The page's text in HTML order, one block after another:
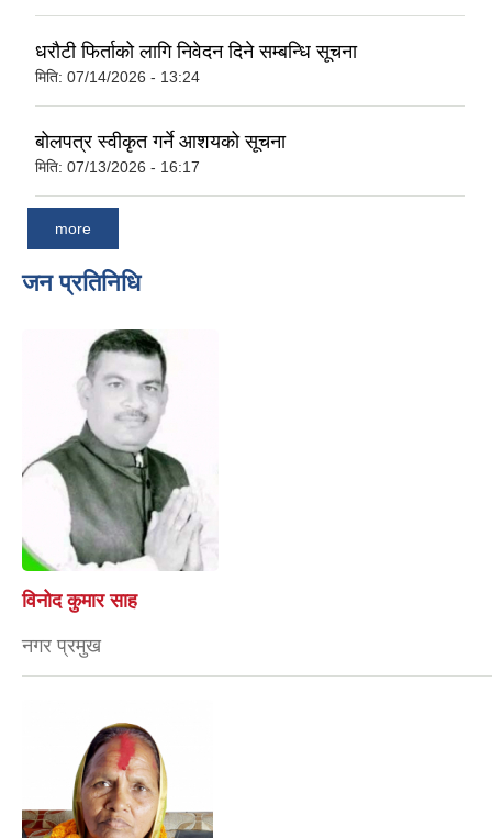
धरौटी फिर्ताको लागि निवेदन दिने सम्बन्धि सूचना
मिति: 07/14/2026 - 13:24
बोलपत्र स्वीकृत गर्ने आशयको सूचना
मिति: 07/13/2026 - 16:17
more
जन प्रतिनिधि
विनोद कुमार साह
नगर प्रमुख